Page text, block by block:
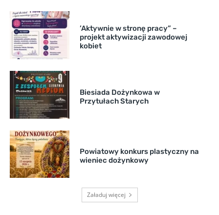
’Aktywnie w stronę pracy” –
projekt aktywizacji zawodowej
kobiet
Biesiada Dożynkowa w
Przytułach Starych
Powiatowy konkurs plastyczny na
wieniec dożynkowy
Załaduj więcej